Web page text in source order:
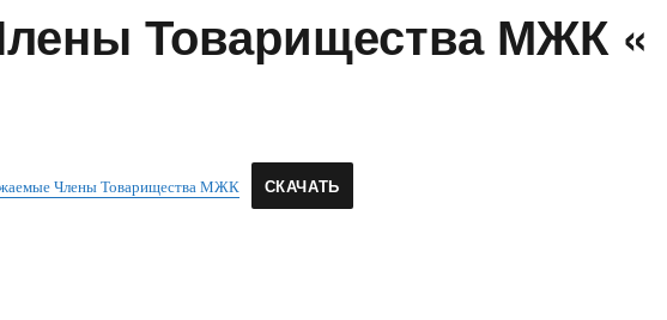
Товарищества МЖК «
Члены Товарищества МЖК СКАЧАТЬ